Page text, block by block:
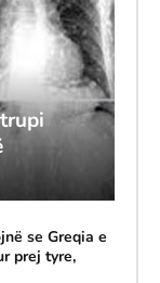
se Greqia e
prej tyre,